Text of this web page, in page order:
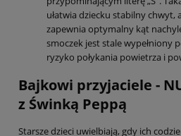
ułatwia dziecku stabilny chwyt,
zapewnia optymalny kąt
smoczek jest stale wypełniony
ryzyko połykania powietrza i
Bajkowi przyjaciele -
z Świnką Peppą
Starsze dzieci uwielbiają, gdy ich